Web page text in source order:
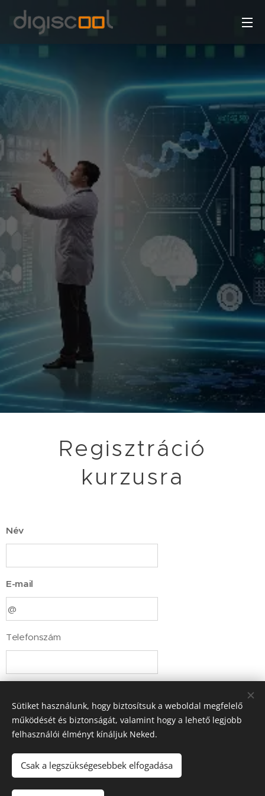
Regisztráció
kurzusra
Név
E-mail
Telefonszám
Kurzus kiválasztása
Python kezdő Hé-SZe
Python haladó
Sütiket használunk, hogy biztosítsuk a weboldal megfelelő
működését és biztonságát, valamint hogy a lehető legjobb
felhasználói élményt kínáljuk Neked.
Csak a legszükségesebbek elfogadása